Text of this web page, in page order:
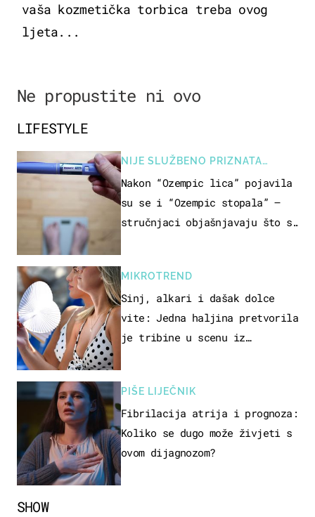
vaša kozmetička torbica treba ovog
ljeta...
Ne propustite ni ovo
SHOW
LIFESTYLE
NIJE SLUŽBENO PRIZNATA
NUSPOJAVA, ALI ...
Nakon “Ozempic lica” pojavila
su se i “Ozempic stopala” –
stručnjaci objašnjavaju što se
MIKROTREND
Sinj, alkari i dašak dolce
vite: Jedna haljina pretvorila
je tribine u scenu iz
PIŠE LIJEČNIK
Fibrilacija atrija i prognoza:
Koliko se dugo može živjeti s
ovom dijagnozom?